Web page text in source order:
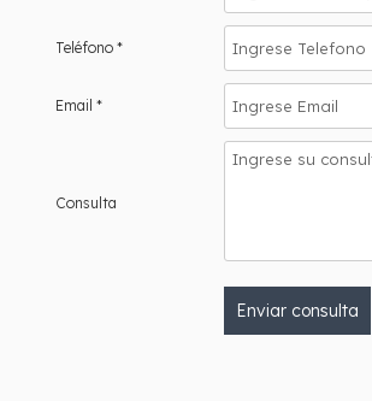
Teléfono *
Email *
Consulta
Enviar consulta